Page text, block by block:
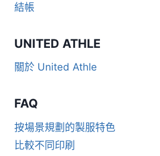
結帳
UNITED ATHLE
關於 United Athle
FAQ
按場景規劃的製服特色
比較不同印刷